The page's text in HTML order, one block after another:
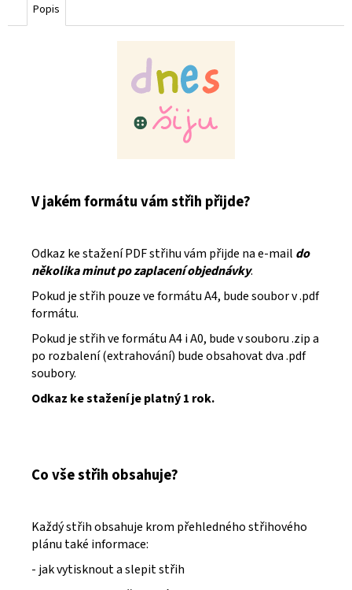
Popis
V jakém formátu vám střih přijde?
Odkaz ke stažení PDF střihu vám přijde na e-mail do
několika minut po zaplacení objednávky.
Pokud je střih pouze ve formátu A4, bude soubor v .pdf
formátu.
Pokud je střih ve formátu A4 i A0, bude v souboru .zip a
po rozbalení (extrahování) bude obsahovat dva .pdf
soubory.
Odkaz ke stažení je platný 1 rok.
Co vše střih obsahuje?
Každý střih obsahuje krom přehledného střihového
plánu také informace:
- jak vytisknout a slepit střih